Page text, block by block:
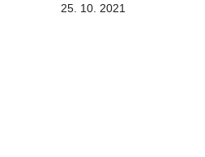
25. 10. 2021